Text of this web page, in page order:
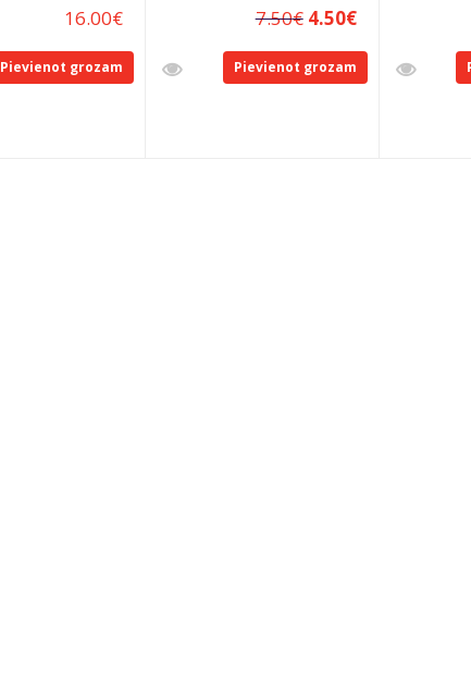
16.00€
Pievienot grozam
7.50€ 4.50€
Pievienot grozam